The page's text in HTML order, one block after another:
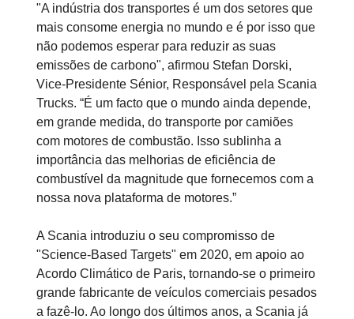
"A indústria dos transportes é um dos setores que
mais consome energia no mundo e é por isso que
não podemos esperar para reduzir as suas
emissões de carbono", afirmou Stefan Dorski,
Vice-Presidente Sénior, Responsável pela Scania
Trucks. “É um facto que o mundo ainda depende,
em grande medida, do transporte por camiões
com motores de combustão. Isso sublinha a
importância das melhorias de eficiência de
combustível da magnitude que fornecemos com a
nossa nova plataforma de motores.”
A Scania introduziu o seu compromisso de
"Science-Based Targets" em 2020, em apoio ao
Acordo Climático de Paris, tornando-se o primeiro
grande fabricante de veículos comerciais pesados
a fazê-lo. Ao longo dos últimos anos, a Scania já